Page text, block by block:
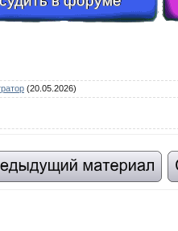
(20.05.2026)